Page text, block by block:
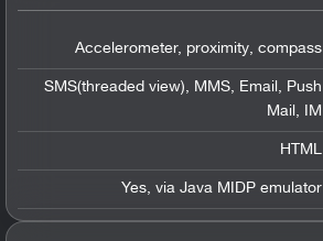
Accelerometer, proximity, compass
SMS(threaded view), MMS, Email, Push
Mail, IM
HTML
Yes, via Java MIDP emulator